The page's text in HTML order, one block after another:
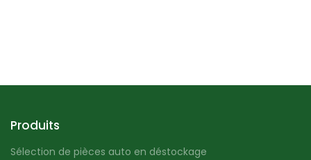
Produits
Sélection de pièces auto en déstockage